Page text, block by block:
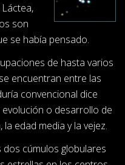
son
se había pensado.
de hasta varios
encuentran entre las
convencional dice
o desarrollo de
edad media y la vejez.
cúmulos globulares